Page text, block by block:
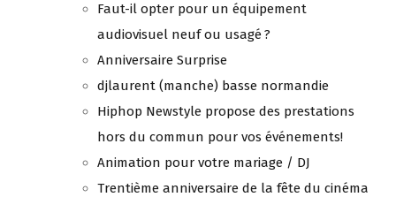
Faut-il opter pour un équipement
audiovisuel neuf ou usagé ?
Anniversaire Surprise
djlaurent (manche) basse normandie
Hiphop Newstyle propose des prestations
hors du commun pour vos événements!
Animation pour votre mariage / DJ
Trentième anniversaire de la fête du cinéma